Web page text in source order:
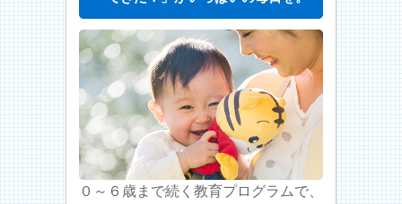
０～６歳まで続く教育プログラムで、